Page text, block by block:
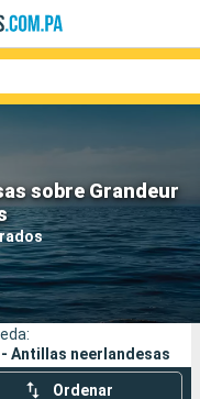
sobre Grandeur
Compañías
Antillas neerlandesas
Ordenar